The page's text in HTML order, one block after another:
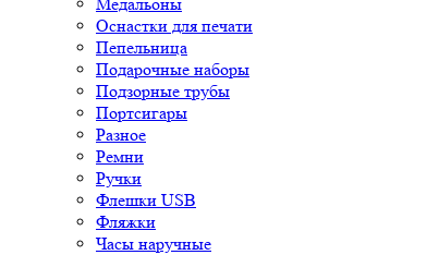
Оснастки для печати
Пепельница
Подарочные наборы
Подзорные трубы
Портсигары
Разное
Ремни
Ручки
Флешки USB
Фляжки
Часы наручные